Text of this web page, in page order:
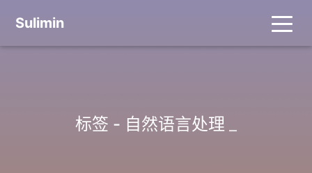
Sulimin
标签 - 自然语言处理